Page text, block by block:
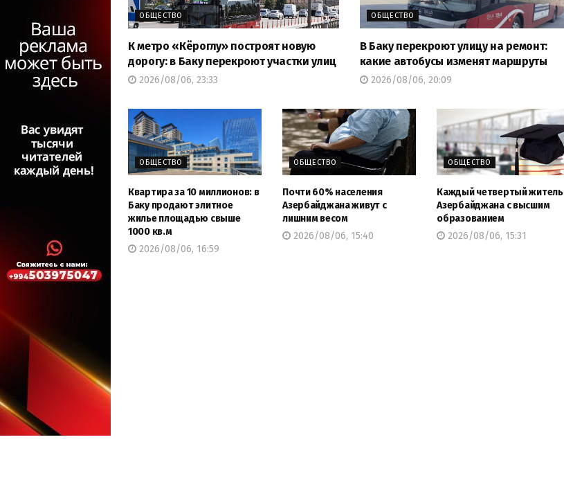
ОБЩЕСТВО
К метро «Кёроглу» построят новую
дорогу: в Баку перекроют участки улиц
2026/08/06, 23:33
ОБЩЕСТВО
В Баку перекроют улицу на ремонт:
какие автобусы изменят маршруты
2026/08/06, 20:09
ОБЩЕСТВО
Квартира за 10 миллионов: в
Баку продают элитное
жилье площадью свыше
1000 кв.м
2026/08/06, 16:59
ОБЩЕСТВО
Почти 60% населения
Азербайджана живут с
лишним весом
2026/08/06, 15:40
ОБЩЕСТВО
Каждый четвертый житель
Азербайджана с высшим
образованием
2026/08/06, 15:31